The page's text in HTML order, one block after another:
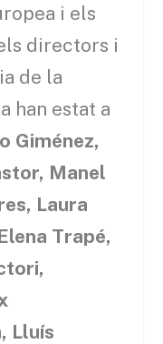
i els
directors i
de la
han estat a
Giménez,
Manel
Laura
Trapé,
Lluís